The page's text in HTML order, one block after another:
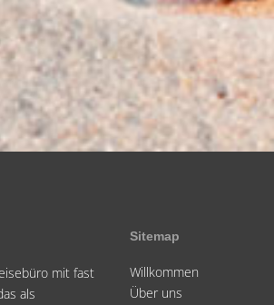
mit fast
als
Sitemap
Willkommen
Über uns